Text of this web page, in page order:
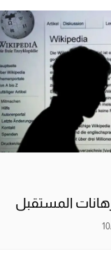
المستقبل